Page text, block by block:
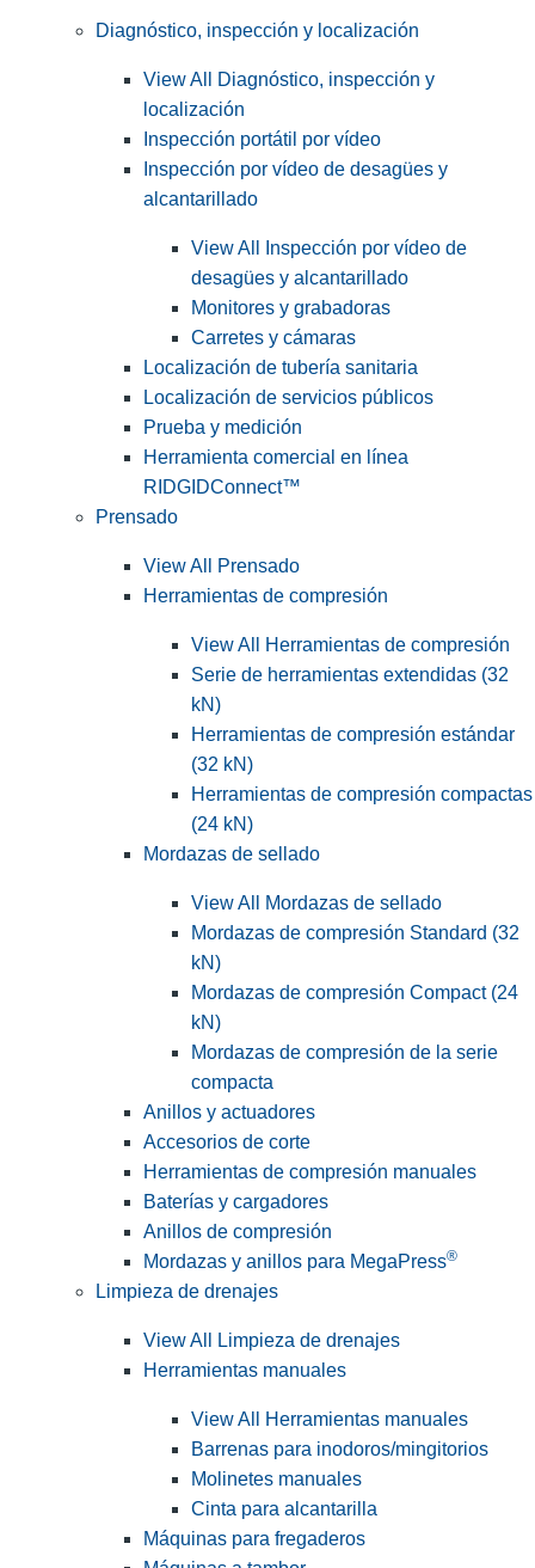
Diagnóstico, inspección y localización
View All Diagnóstico, inspección y
localización
Inspección portátil por vídeo
Inspección por vídeo de desagües y
alcantarillado
View All Inspección por vídeo de
desagües y alcantarillado
Monitores y grabadoras
Carretes y cámaras
Localización de tubería sanitaria
Localización de servicios públicos
Prueba y medición
Herramienta comercial en línea
RIDGIDConnect™
Prensado
View All Prensado
Herramientas de compresión
View All Herramientas de compresión
Serie de herramientas extendidas (32
kN)
Herramientas de compresión estándar
(32 kN)
Herramientas de compresión compactas
(24 kN)
Mordazas de sellado
View All Mordazas de sellado
Mordazas de compresión Standard (32
kN)
Mordazas de compresión Compact (24
kN)
Mordazas de compresión de la serie
compacta
Anillos y actuadores
Accesorios de corte
Herramientas de compresión manuales
Baterías y cargadores
Anillos de compresión
Mordazas y anillos para MegaPress®
Limpieza de drenajes
View All Limpieza de drenajes
Herramientas manuales
View All Herramientas manuales
Barrenas para inodoros/mingitorios
Molinetes manuales
Cinta para alcantarilla
Máquinas para fregaderos